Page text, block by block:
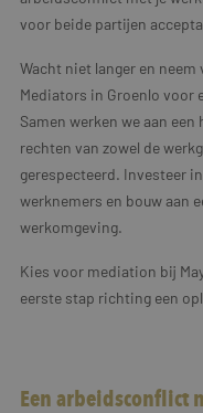
voor beide partijen
Wacht niet langer en
Mediators in Groenlo voor
Samen werken we aan
rechten van zowel de
gerespecteerd. Investeer
werknemers en bouw aan
werkomgeving.
Kies voor mediation bij
eerste stap richting een
Een arbeidsconflict